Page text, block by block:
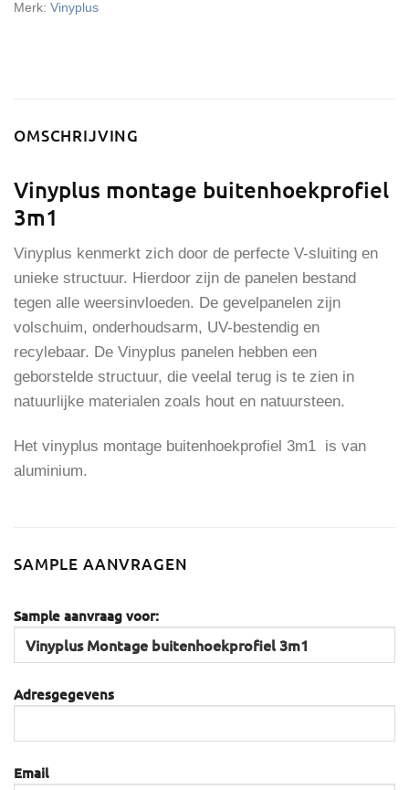
Merk: Vinyplus
OMSCHRIJVING
Vinyplus montage buitenhoekprofiel
3m1
Vinyplus kenmerkt zich door de perfecte V-sluiting en
unieke structuur. Hierdoor zijn de panelen bestand
tegen alle weersinvloeden. De gevelpanelen zijn
volschuim, onderhoudsarm, UV-bestendig en
recylebaar. De Vinyplus panelen hebben een
geborstelde structuur, die veelal terug is te zien in
natuurlijke materialen zoals hout en natuursteen.
Het vinyplus montage buitenhoekprofiel 3m1 is van
aluminium.
SAMPLE AANVRAGEN
Sample aanvraag voor:
Adresgegevens
Email